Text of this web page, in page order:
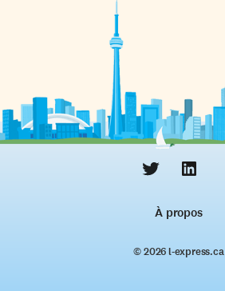
À propos
© 2026 l‑express.ca